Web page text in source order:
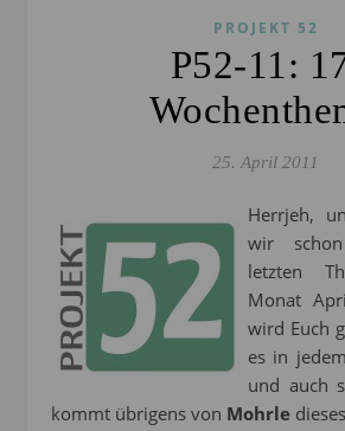
PROJEKT 52
P52-11:
25. April 2011
Herrjeh, und damit wären
wir
letzten
Monat
wird Euch
es in
und auch
kommt übrigens von Mohrle